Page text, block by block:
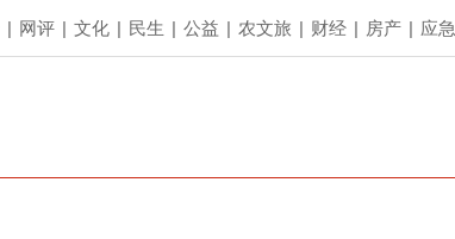
| 网评 | 文化 | 民生 | 公益 | 农文旅 | 财经 | 房产 | 应急